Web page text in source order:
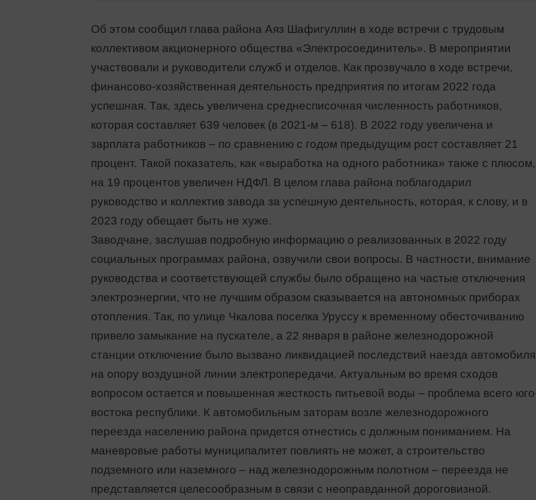
Об этом сообщил глава района Аяз Шафигуллин в ходе встречи с трудовым
коллективом акционерного общества «Электросоединитель». В мероприятии
участвовали и руководители служб и отделов. Как прозвучало в ходе встречи,
финансово-хозяйственная деятельность предприятия по итогам 2022 года
успешная. Так, здесь увеличена среднесписочная численность работников,
которая составляет 639 человек (в 2021-м – 618). В 2022 году увеличена и
зарплата работников – по сравнению с годом предыдущим рост составляет 21
процент. Такой показатель, как «выработка на одного работника» также с плюсом,
на 19 процентов увеличен НДФЛ. В целом глава района поблагодарил
руководство и коллектив завода за успешную деятельность, которая, к слову, и в
2023 году обещает быть не хуже.
Заводчане, заслушав подробную информацию о реализованных в 2022 году
социальных программах района, озвучили свои вопросы. В частности, внимание
руководства и соответствующей службы было обращено на частые отключения
электроэнергии, что не лучшим образом сказывается на автономных приборах
отопления. Так, по улице Чкалова поселка Уруссу к временному обесточиванию
привело замыкание на пускателе, а 22 января в районе железнодорожной
станции отключение было вызвано ликвидацией последствий наезда автомобиля
на опору воздушной линии электропередачи. Актуальным во время сходов
вопросом остается и повышенная жесткость питьевой воды – проблема всего
востока республики. К автомобильным заторам возле железнодорожного
переезда населению района придется отнестись с должным пониманием. На
маневровые работы муниципалитет повлиять не может, а строительство
подземного или наземного – над железнодорожным полотном – переезда не
представляется целесообразным в связи с неоправданной дороговизной.